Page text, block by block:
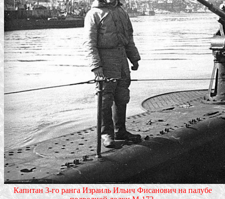
Капитан 3-го ранга Израиль Ильич Фисанович на палубе